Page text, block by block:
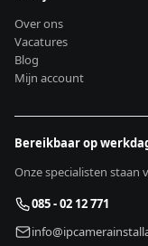
Over ons
Vacatures
Blog
Mijn account
Bereikbaar op
Onze specialisten staan
085 - 02 12 771